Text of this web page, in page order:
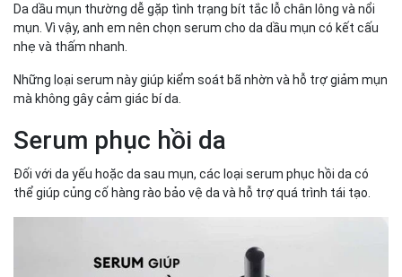
Da dầu mụn thường dễ gặp tình trạng bít tắc lỗ chân lông và nổi
mụn. Vì vậy, anh em nên chọn serum cho da dầu mụn có kết cấu
nhẹ và thấm nhanh.
Những loại serum này giúp kiểm soát bã nhờn và hỗ trợ giảm mụn
mà không gây cảm giác bí da.
Serum phục hồi da
Đối với da yếu hoặc da sau mụn, các loại serum phục hồi da có
thể giúp củng cố hàng rào bảo vệ da và hỗ trợ quá trình tái tạo.